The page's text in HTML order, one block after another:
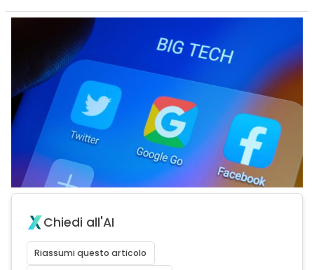
Chiedi all'AI
Riassumi questo articolo